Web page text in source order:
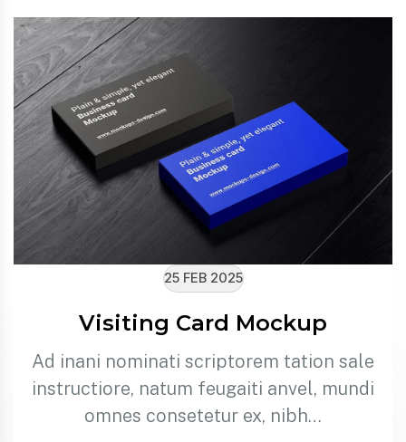
25 FEB 2025
Visiting Card Mockup
Ad inani nominati scriptorem tation sale
instructiore, natum feugaiti anvel, mundi
omnes consetetur ex, nibh…